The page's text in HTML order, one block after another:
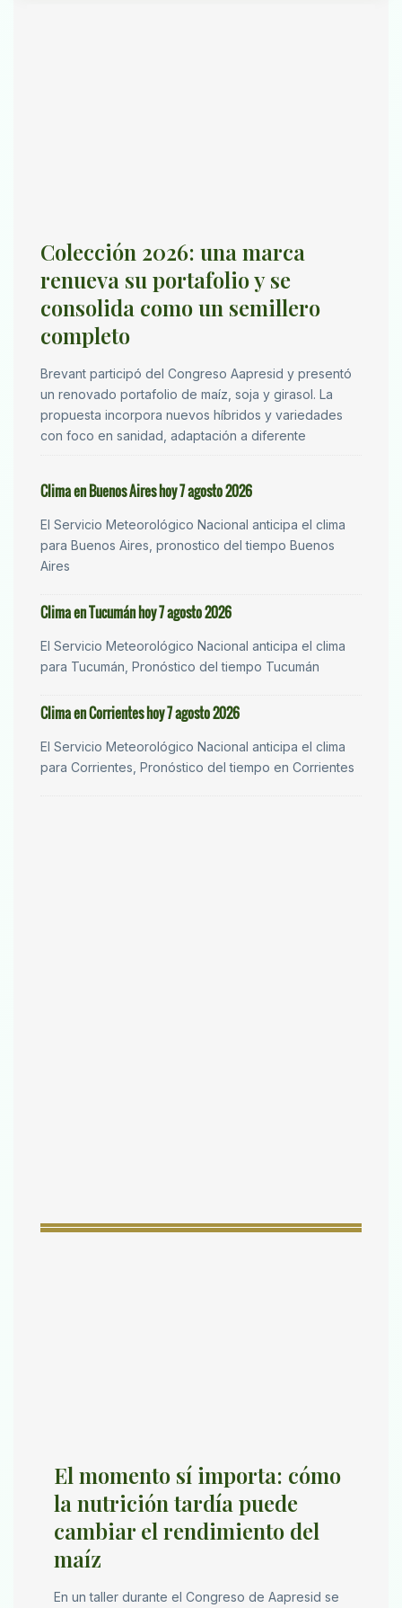
Colección 2026: una marca
renueva su portafolio y se
consolida como un semillero
completo
Brevant participó del Congreso Aapresid y presentó
un renovado portafolio de maíz, soja y girasol. La
propuesta incorpora nuevos híbridos y variedades
con foco en sanidad, adaptación a diferente
Clima en Buenos Aires hoy 7 agosto 2026
El Servicio Meteorológico Nacional anticipa el clima
para Buenos Aires, pronostico del tiempo Buenos
Aires
Clima en Tucumán hoy 7 agosto 2026
El Servicio Meteorológico Nacional anticipa el clima
para Tucumán, Pronóstico del tiempo Tucumán
Clima en Corrientes hoy 7 agosto 2026
El Servicio Meteorológico Nacional anticipa el clima
para Corrientes, Pronóstico del tiempo en Corrientes
El momento sí importa: cómo
la nutrición tardía puede
cambiar el rendimiento del
maíz
En un taller durante el Congreso de Aapresid se